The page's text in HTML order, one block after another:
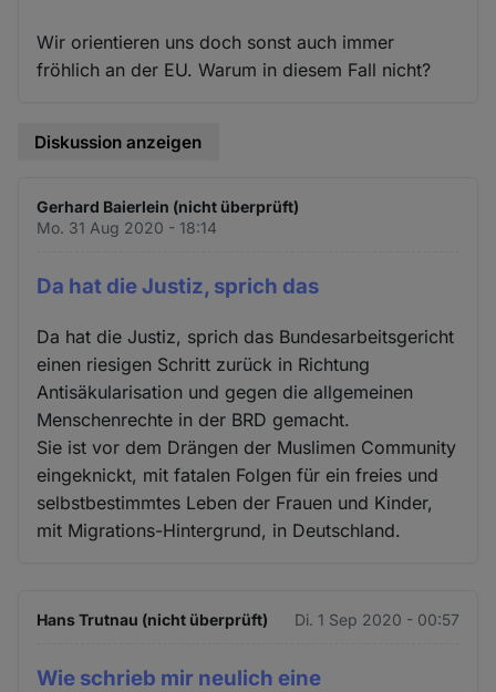
Wir orientieren uns doch sonst auch immer
fröhlich an der EU. Warum in diesem Fall nicht?
Diskussion anzeigen
Gerhard Baierlein (nicht überprüft)
Mo. 31 Aug 2020 - 18:14
Da hat die Justiz, sprich das
Da hat die Justiz, sprich das Bundesarbeitsgericht
einen riesigen Schritt zurück in Richtung
Antisäkularisation und gegen die allgemeinen
Menschenrechte in der BRD gemacht.
Sie ist vor dem Drängen der Muslimen Community
eingeknickt, mit fatalen Folgen für ein freies und
selbstbestimmtes Leben der Frauen und Kinder,
mit Migrations-Hintergrund, in Deutschland.
Hans Trutnau (nicht überprüft) Di. 1 Sep 2020 - 00:57
Wie schrieb mir neulich eine